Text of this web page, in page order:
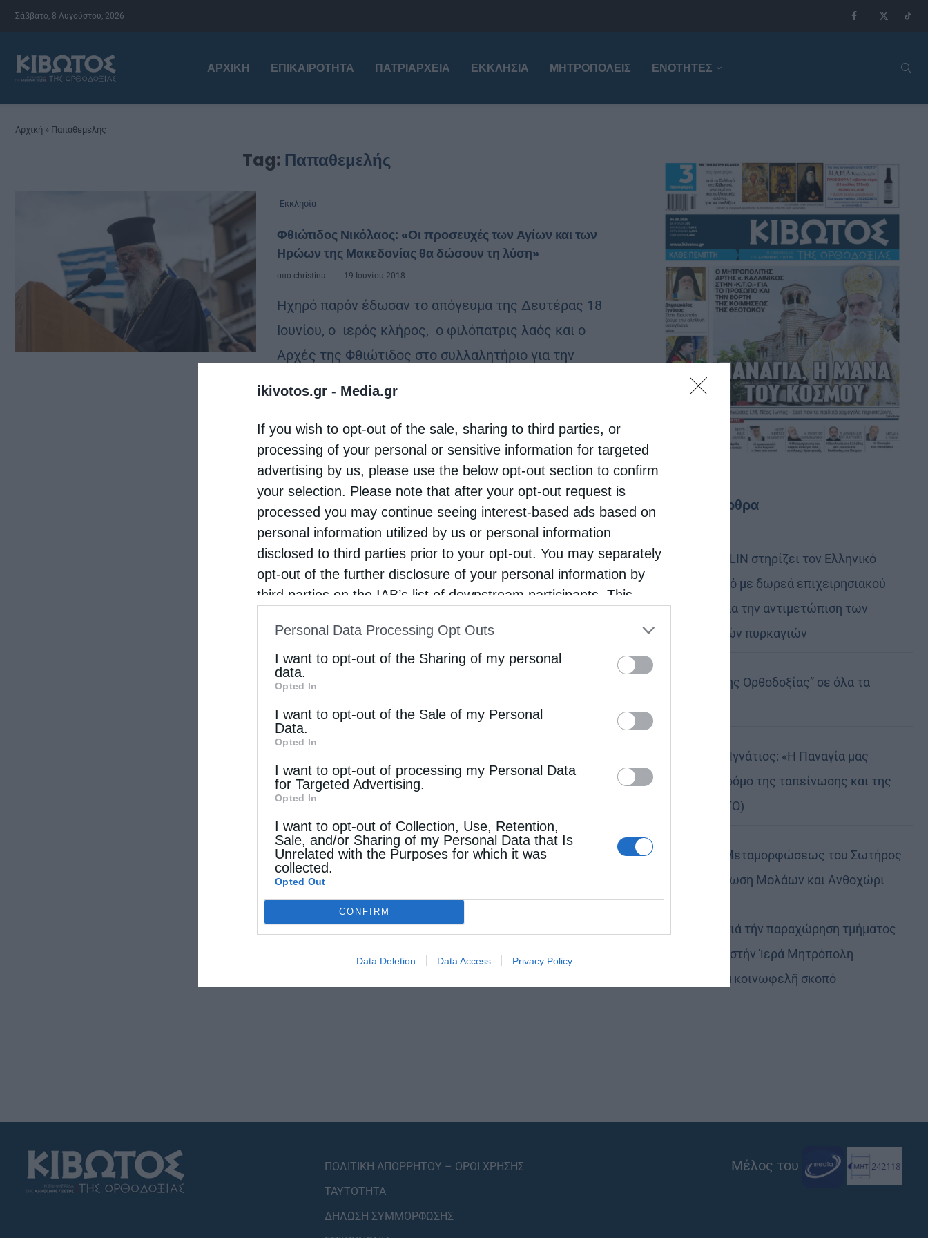
ikivotos.gr - Media.gr
If you wish to opt-out of the sale, sharing to third parties, or
processing of your personal or sensitive information for targeted
advertising by us, please use the below opt-out section to confirm
your selection. Please note that after your opt-out request is
processed you may continue seeing interest-based ads based on
personal information utilized by us or personal information
disclosed to third parties prior to your opt-out. You may separately
opt-out of the further disclosure of your personal information by
third parties on the IAB’s list of downstream participants. This
IAB’s List of Downstream Participantsthat may further disclose it to
other third parties.
Personal Data Processing Opt Outs
I want to opt-out of the Sharing of my personal
data.
Opted In
I want to opt-out of the Sale of my Personal
Data.
Opted In
I want to opt-out of processing my Personal Data
for Targeted Advertising.
Opted In
I want to opt-out of Collection, Use, Retention,
Sale, and/or Sharing of my Personal Data that Is
Unrelated with the Purposes for which it was
collected.
Opted Out
CONFIRM
Data Deletion Data Access Privacy Policy
Σάββατο, 8 Αυγούστου, 2026
ΑΡΧΙΚΉ ΕΠΙΚΑΙΡΌΤΗΤΑ ΠΑΤΡΙΑΡΧΕΊΑ ΕΚΚΛΗΣΊΑ ΜΗΤΡΟΠΌΛΕΙΣ ΕΝΟΤΗΤΕΣ
Αρχική » Παπαθεμελής
Tag: Παπαθεμελής
Εκκλησία
Φθιώτιδος Νικόλαος: «Οι προσευχές των Αγίων και των
Ηρώων της Μακεδονίας θα δώσουν τη λύση»
από christina 19 Ιουνίου 2018
Ηχηρό παρόν έδωσαν το απόγευμα της Δευτέρας 18
Ιουνίου, ο ιερός κλήρος, ο φιλόπατρις λαός και ο
Aρχές της Φθιώτιδος στο συλλαλητήριο για την
Τελευταία άρθρα
Η LEROY MERLIN στηρίζει τον Ελληνικό
Ερυθρό Σταυρό με δωρεά επιχειρησιακού
εξοπλισμού για την αντιμετώπιση των
καταστροφικών πυρκαγιών
Η “Κιβωτός της Ορθοδοξίας” σε όλα τα
Δημητριάδος Ιγνάτιος: «Η Παναγία μας
δείχνει τον δρόμο της ταπείνωσης και της
σιωπής» (ΦΩΤΟ)
Η εορτή της Μεταμορφώσεως του Σωτήρος
σε Μεταμόρφωση Μολάων και Ανθοχώρι
Εὐχαριστίες γιά τήν παραχώρηση τμήματος
στρατοπέδου στήν Ἱερά Μητρόπολη
Καστορίας γιά κοινωφελῆ σκοπό
ΠΟΛΙΤΙΚΗ ΑΠΟΡΡΗΤΟΥ – ΟΡΟΙ ΧΡΗΣΗΣ
ΤΑΥΤΟΤΗΤΑ
ΔΗΛΩΣΗ ΣΥΜΜΟΡΦΩΣΗΣ
Μέλος του